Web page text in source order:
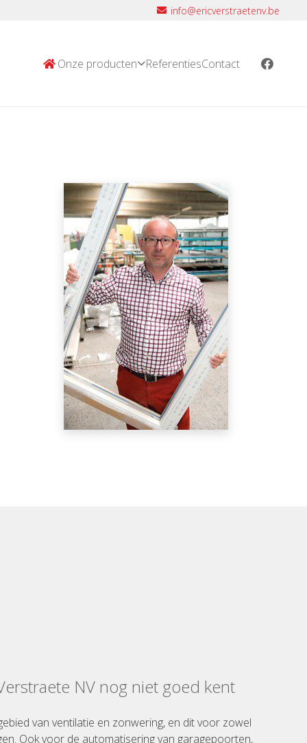
info@ericverstraetenv.be
Onze producten ReferentiesContact
NV nog niet goed kent
van ventilatie en zonwering, en dit voor zowel
Ook voor de automatisering van garagepoorten,